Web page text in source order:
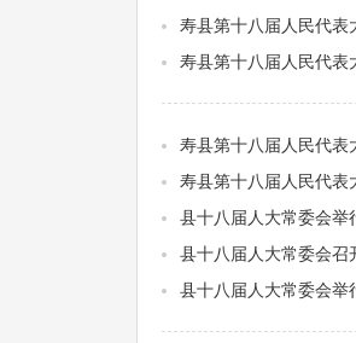
寿县第十八届人民代表
寿县第十八届人民代表
寿县第十八届人民代表
寿县第十八届人民代表
县十八届人大常委会举
县十八届人大常委会召
县十八届人大常委会举